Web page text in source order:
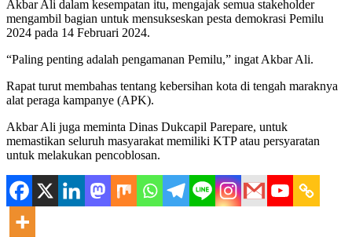
Akbar Ali dalam kesempatan itu, mengajak semua stakeholder
mengambil bagian untuk mensukseskan pesta demokrasi Pemilu
2024 pada 14 Februari 2024.
“Paling penting adalah pengamanan Pemilu,” ingat Akbar Ali.
Rapat turut membahas tentang kebersihan kota di tengah maraknya
alat peraga kampanye (APK).
Akbar Ali juga meminta Dinas Dukcapil Parepare, untuk
memastikan seluruh masyarakat memiliki KTP atau persyaratan
untuk melakukan pencoblosan.